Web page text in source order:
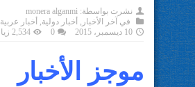
نشرت بواسطة: monera alganmi
في آخر الأخبار , أخبار دولية, أخبار عربية
10 ديسمبر، 2015
0 2,534 زيارة
موجز الأخبار